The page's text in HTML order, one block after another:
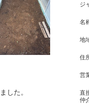
した。
ジ
名
地
住
営
直
仲